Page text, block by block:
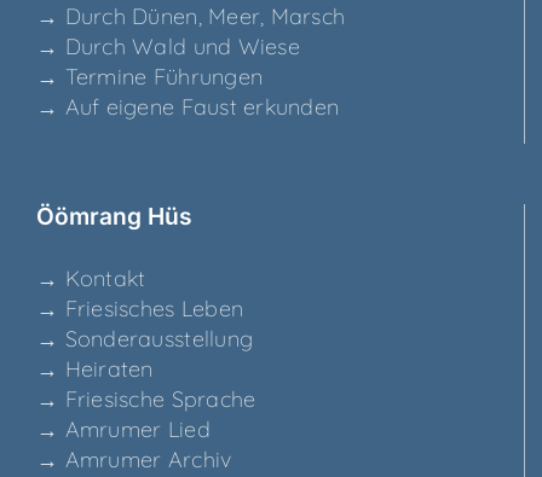
→ Durch Dünen, Meer, Marsch
→ Durch Wald und Wiese
→ Ter­mi­ne Führungen
→ Auf eige­ne Faust erkunden
Ööm­rang Hüs
→ Kon­takt
→ Frie­si­sches Leben
→ Son­der­aus­stel­lung
→ Hei­ra­ten
→ Frie­si­sche Sprache
→ Amru­mer Lied
→ Amru­mer Archiv